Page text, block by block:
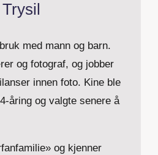
med mann og barn.
og fotograf, og jobber
innen foto. Kine ble
åring og valgte senere å
og kjenner